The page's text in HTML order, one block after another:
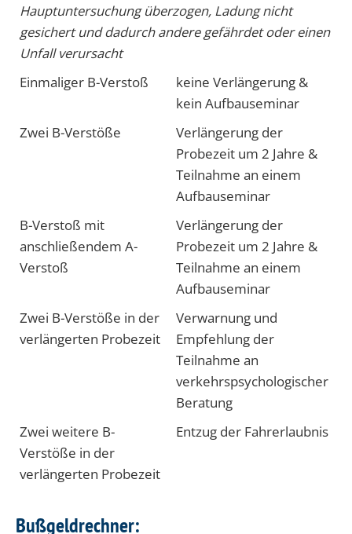
Hauptuntersuchung überzogen, Ladung nicht
gesichert und dadurch andere gefährdet oder einen
Unfall verursacht
Einmaliger B-Verstoß
keine Verlängerung &
kein Aufbauseminar
Zwei B-Verstöße
Verlängerung der
Probezeit um 2 Jahre &
Teilnahme an einem
Aufbauseminar
B-Verstoß mit
anschließendem A-
Verstoß
Verlängerung der
Probezeit um 2 Jahre &
Teilnahme an einem
Aufbauseminar
Zwei B-Verstöße in der
verlängerten Probezeit
Verwarnung und
Empfehlung der
Teilnahme an
verkehrspsychologischer
Beratung
Zwei weitere B-
Verstöße in der
verlängerten Probezeit
Entzug der Fahrerlaubnis
Bußgeldrechner: